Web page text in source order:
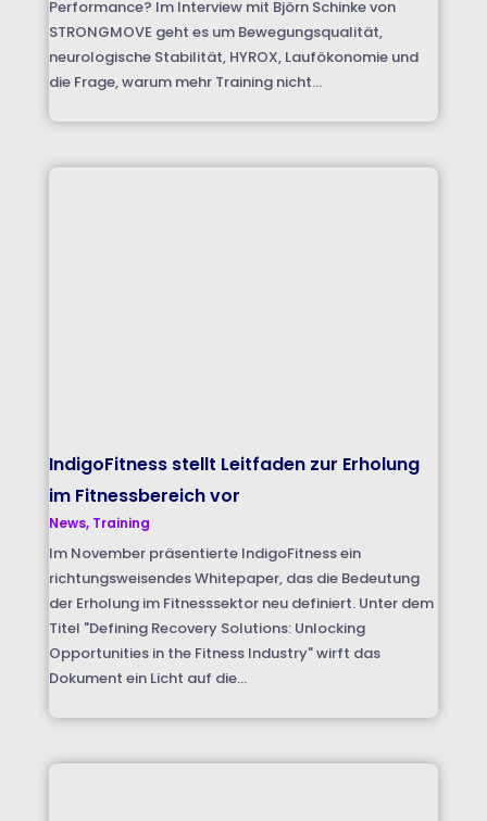
Performance? Im Interview mit Björn Schinke von
STRONGMOVE geht es um Bewegungsqualität,
neurologische Stabilität, HYROX, Laufökonomie und
die Frage, warum mehr Training nicht...
IndigoFitness stellt Leitfaden zur Erholung
im Fitnessbereich vor
News, Training
Im November präsentierte IndigoFitness ein
richtungsweisendes Whitepaper, das die Bedeutung
der Erholung im Fitnesssektor neu definiert. Unter dem
Titel "Defining Recovery Solutions: Unlocking
Opportunities in the Fitness Industry" wirft das
Dokument ein Licht auf die...